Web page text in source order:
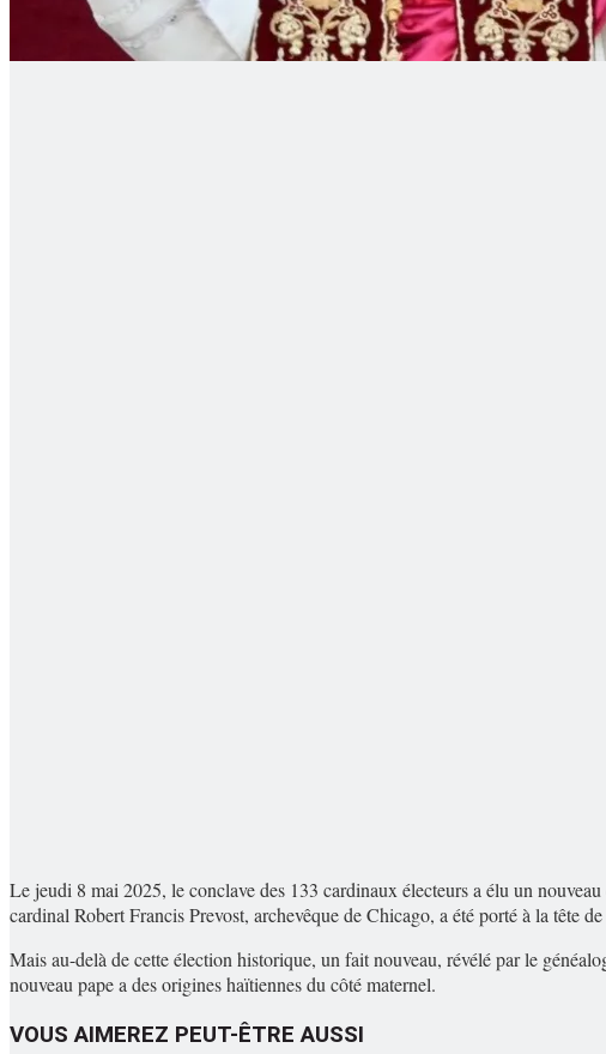
Le jeudi 8 mai 2025, le conclave des 133 cardinaux électeurs a élu un
cardinal Robert Francis Prevost, archevêque de Chicago, a été porté à la tête
Mais au-delà de cette élection historique, un fait nouveau, révélé par le
nouveau pape a des origines haïtiennes du côté maternel.
VOUS AIMEREZ PEUT-ÊTRE AUSSI